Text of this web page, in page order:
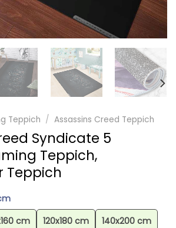
Teppich / Assassins Creed Teppich
Syndicate 5
Teppich,
Teppich
cm 120x180 cm 140x200 cm